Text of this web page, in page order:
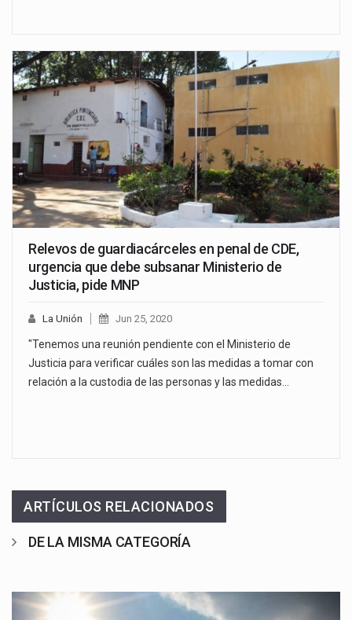
Relevos de guardiacárceles en penal de CDE,
urgencia que debe subsanar Ministerio de
Justicia, pide MNP
La Unión Jun 25, 2020
"Tenemos una reunión pendiente con el Ministerio de
Justicia para verificar cuáles son las medidas a tomar con
relación a la custodia de las personas y las medidas…
ARTÍCULOS RELACIONADOS
DE LA MISMA CATEGORÍA